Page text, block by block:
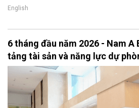
English
6 tháng đầu năm 2026 - Nam A
tảng tài sản và năng lực dự